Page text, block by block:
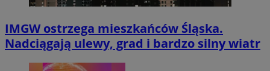
IMGW ostrzega mieszkańców Śląska.
Nadciągają ulewy, grad i bardzo silny wiatr